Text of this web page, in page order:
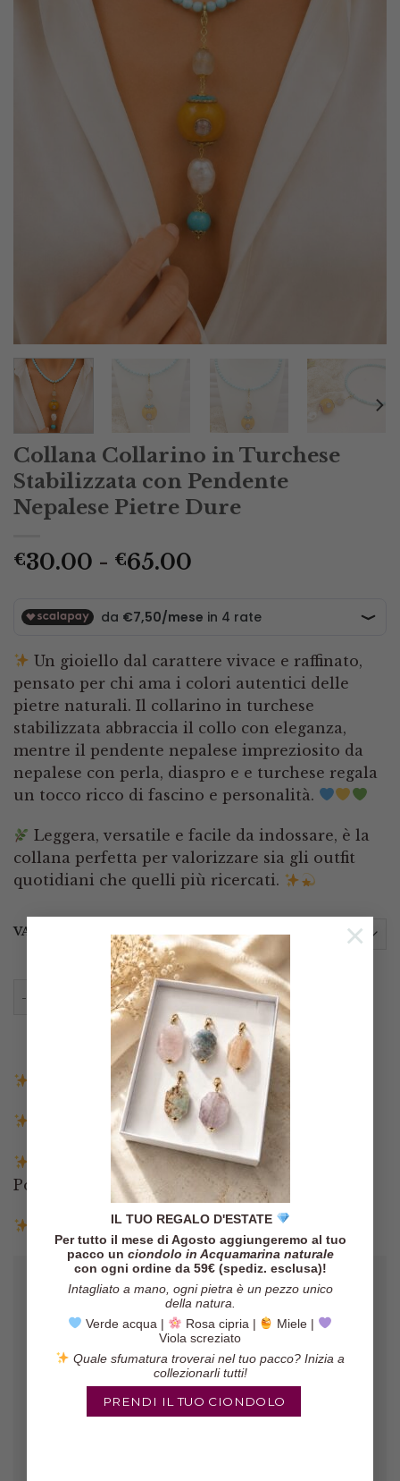
IL TUO REGALO D'ESTATE
Per tutto il mese di Agosto aggiungeremo al tuo
pacco un ciondolo in Acquamarina naturale
con ogni ordine da 59€ (spediz. esclusa)!
Intagliato a mano, ogni pietra è un pezzo unico
della natura.
Verde acqua |
Rosa cipria |
Miele |
Viola screziato
Quale sfumatura troverai nel tuo pacco? Inizia a
collezionarli tutti!
PRENDI IL TUO CIONDOLO
×
Collana Collarino in Turchese
Stabilizzata con Pendente
Nepalese Pietre Dure
€30.00 - €65.00
da
a
€65.00
Un gioiello dal carattere vivace e raffinato,
pensato per chi ama i colori autentici delle
pietre naturali. Il collarino in turchese
stabilizzata abbraccia il collo con eleganza,
mentre il pendente nepalese impreziosito da
nepalese con perla, diaspro e e turchese regala
un tocco ricco di fascino e personalità.
Leggera, versatile e facile da indossare, è la
collana perfetta per valorizzare sia gli outfit
quotidiani che quelli più ricercati.
VARIANTE
Collana Collarino in Turchese Stabilizzata con
AGGIUNGI AL CARRELLO
Spedizione gratuita in Italia sopra i 140€
Spedizione entro 3 giorni lavorativi
Pagamenti tramite Paypal, Carta di credito,
Postepay e Scalapay
Resi entro 14 giorni